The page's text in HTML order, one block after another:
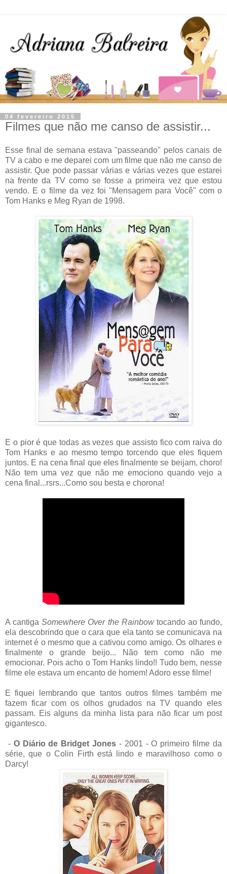
04 fevereiro 2015
Filmes que não me canso de assistir...
Esse final de semana estava "passeando" pelos canais de
TV a cabo e me deparei com um filme que não me canso de
assistir. Que pode passar várias e várias vezes que estarei
na frente da TV como se fosse a primeira vez que estou
vendo. E o filme da vez foi "Mensagem para Você" com o
Tom Hanks e Meg Ryan de 1998.
E o pior é que todas as vezes que assisto fico com raiva do
Tom Hanks e ao mesmo tempo torcendo que eles fiquem
juntos. E na cena final que eles finalmente se beijam, choro!
Não tem uma vez que não me emociono quando vejo a
cena final...rsrs...Como sou besta e chorona!
A cantigaSomewhere Over the Rainbowtocando ao fundo,
ela descobrindo que o cara que ela tanto se comunicava na
internet é o mesmo que a cativou como amigo. Os olhares e
finalmente o grande beijo... Não tem como não me
emocionar. Pois acho o Tom Hanks lindo!! Tudo bem, nesse
filme ele estava um encanto de homem! Adoro esse filme!
E fiquei lembrando que tantos outros filmes também me
fazem ficar com os olhos grudados na TV quando eles
passam. Eis alguns da minha lista para não ficar um post
gigantesco.
- O Diário de Bridget Jones - 2001 - O primeiro filme da
série, que o Colin Firth está lindo e maravilhoso como o
Darcy!